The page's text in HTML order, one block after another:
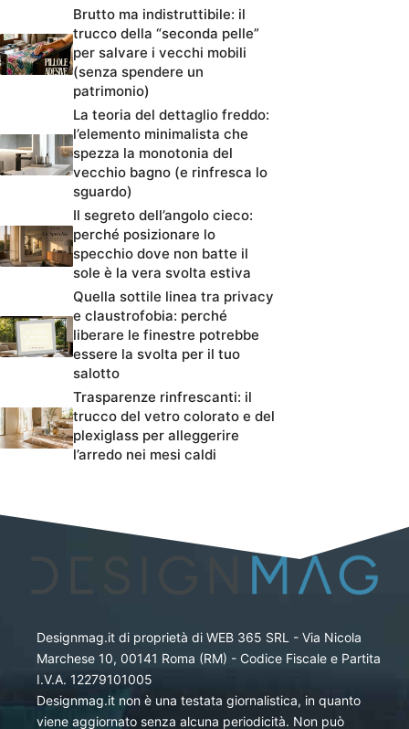
Brutto ma indistruttibile: il
trucco della “seconda pelle”
per salvare i vecchi mobili
(senza spendere un
patrimonio)
La teoria del dettaglio freddo:
l’elemento minimalista che
spezza la monotonia del
vecchio bagno (e rinfresca lo
sguardo)
Il segreto dell’angolo cieco:
perché posizionare lo
specchio dove non batte il
sole è la vera svolta estiva
Quella sottile linea tra privacy
e claustrofobia: perché
liberare le finestre potrebbe
essere la svolta per il tuo
salotto
Trasparenze rinfrescanti: il
trucco del vetro colorato e del
plexiglass per alleggerire
l’arredo nei mesi caldi
Designmag.it di proprietà di WEB 365 SRL - Via Nicola
Marchese 10, 00141 Roma (RM) - Codice Fiscale e Partita
I.V.A. 12279101005
Designmag.it non è una testata giornalistica, in quanto
viene aggiornato senza alcuna periodicità. Non può